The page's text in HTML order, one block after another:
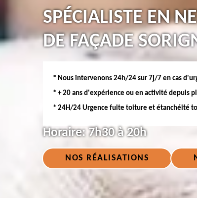
SPÉCIALISTE EN
DE FAÇADE
* Nous intervenons 24h/24 sur 7j/7 en cas
* + 20 ans d'expérience ou en activité depuis
* 24H/24 Urgence fuite toiture et étanchéité
Horaire:7h30 à 20h
NOS RÉALISATIONS